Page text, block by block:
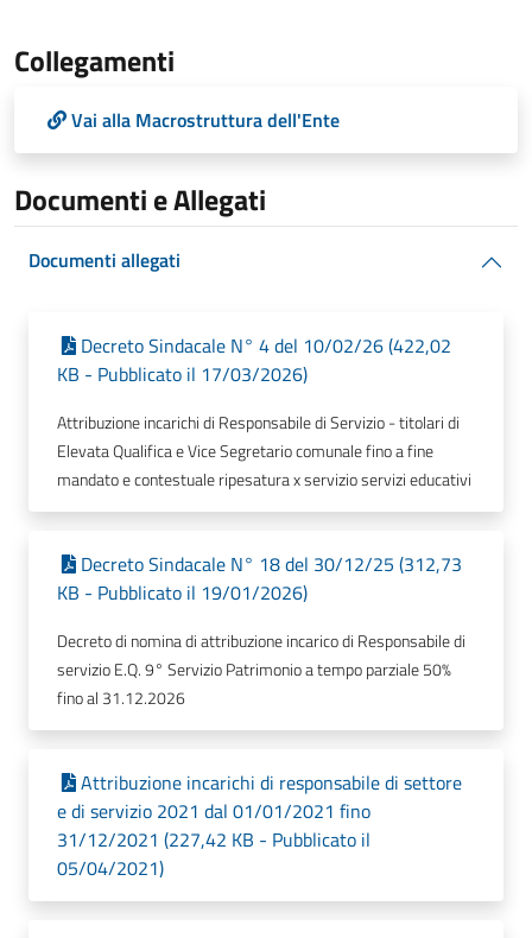
Collegamenti
Vai alla Macrostruttura dell'Ente
Documenti e Allegati
Documenti allegati
Decreto Sindacale N° 4 del 10/02/26 (422,02
KB - Pubblicato il 17/03/2026)
Attribuzione incarichi di Responsabile di Servizio - titolari di
Elevata Qualifica e Vice Segretario comunale fino a fine
mandato e contestuale ripesatura x servizio servizi educativi
Decreto Sindacale N° 18 del 30/12/25 (312,73
KB - Pubblicato il 19/01/2026)
Decreto di nomina di attribuzione incarico di Responsabile di
servizio E.Q. 9° Servizio Patrimonio a tempo parziale 50%
fino al 31.12.2026
Attribuzione incarichi di responsabile di settore
e di servizio 2021 dal 01/01/2021 fino
31/12/2021 (227,42 KB - Pubblicato il
05/04/2021)